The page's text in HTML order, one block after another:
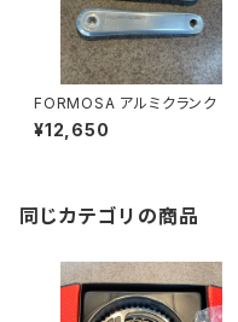
FORMOSA アルミクランク
¥12,650
同じカテゴリの商品